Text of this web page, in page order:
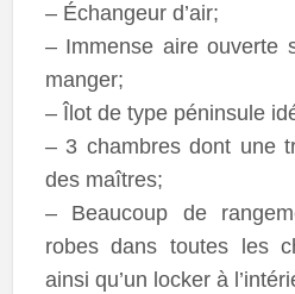
– Échangeur d’air;
– Immense aire ouverte
manger;
– Îlot de type péninsule
– 3 chambres dont une
des maîtres;
– Beaucoup de
robes dans toutes les
ainsi qu’un locker à